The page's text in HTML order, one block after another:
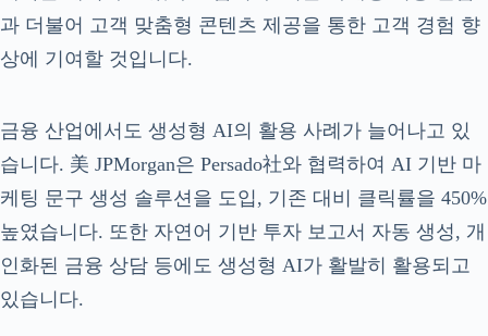
과 더불어 고객 맞춤형 콘텐츠 제공을 통한 고객 경험 향
상에 기여할 것입니다.
금융 산업에서도 생성형 AI의 활용 사례가 늘어나고 있
습니다. 美 JPMorgan은 Persado社와 협력하여 AI 기반 마
케팅 문구 생성 솔루션을 도입, 기존 대비 클릭률을 450%
높였습니다. 또한 자연어 기반 투자 보고서 자동 생성, 개
인화된 금융 상담 등에도 생성형 AI가 활발히 활용되고
있습니다.